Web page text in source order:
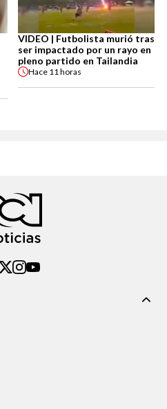
VIDEO | Futbolista murió tras
ser impactado por un rayo en
pleno partido en Tailandia
Hace 11 horas